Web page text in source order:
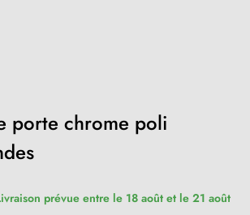
porte chrome poli
prévue entre le 18 août et le 21 août